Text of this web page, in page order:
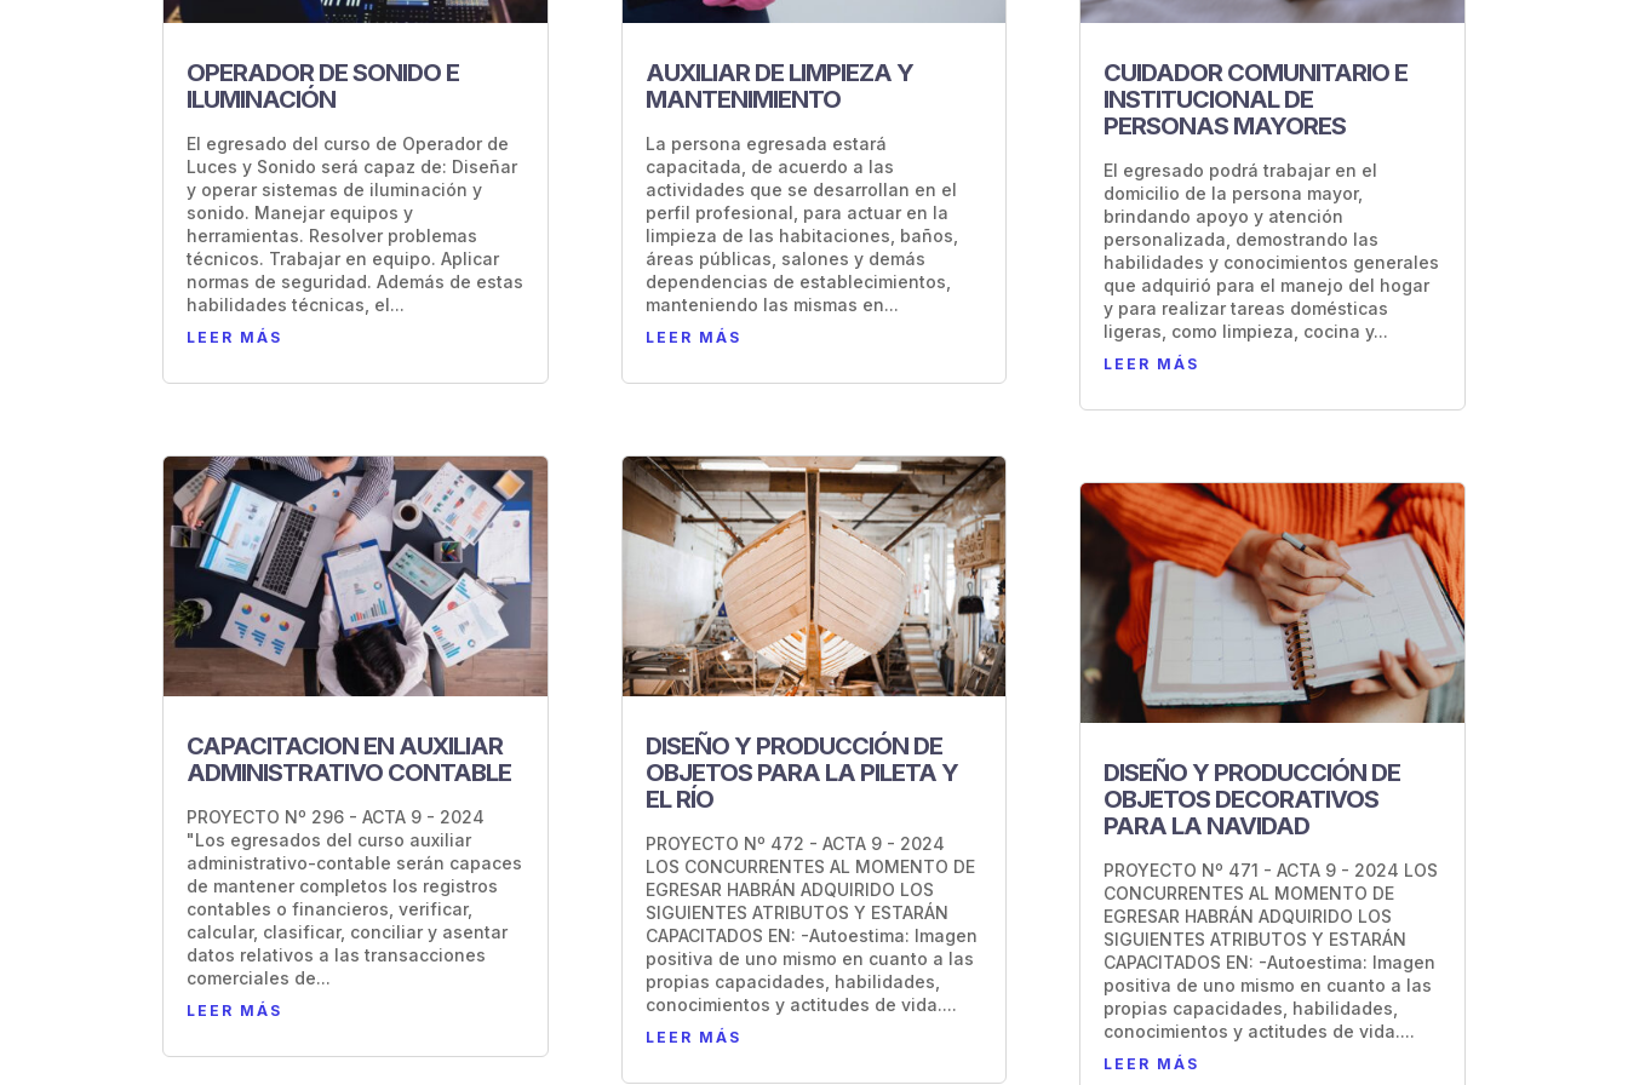
OPERADOR DE SONIDO E
ILUMINACIÓN
El egresado del curso de Operador de
Luces y Sonido será capaz de: Diseñar
y operar sistemas de iluminación y
sonido. Manejar equipos y
herramientas. Resolver problemas
técnicos. Trabajar en equipo. Aplicar
normas de seguridad. Además de estas
habilidades técnicas, el...
LEER MÁS
CAPACITACION EN AUXILIAR
ADMINISTRATIVO CONTABLE
PROYECTO Nº 296 - ACTA 9 - 2024
"Los egresados del curso auxiliar
administrativo-contable serán capaces
de mantener completos los registros
contables o financieros, verificar,
calcular, clasificar, conciliar y asentar
datos relativos a las transacciones
comerciales de...
LEER MÁS
AUXILIAR DE LIMPIEZA Y
MANTENIMIENTO
La persona egresada estará
capacitada, de acuerdo a las
actividades que se desarrollan en el
perfil profesional, para actuar en la
limpieza de las habitaciones, baños,
áreas públicas, salones y demás
dependencias de establecimientos,
manteniendo las mismas en...
LEER MÁS
DISEÑO Y PRODUCCIÓN DE
OBJETOS PARA LA PILETA Y
EL RÍO
PROYECTO Nº 472 - ACTA 9 - 2024
LOS CONCURRENTES AL MOMENTO DE
EGRESAR HABRÁN ADQUIRIDO LOS
SIGUIENTES ATRIBUTOS Y ESTARÁN
CAPACITADOS EN: -Autoestima: Imagen
positiva de uno mismo en cuanto a las
propias capacidades, habilidades,
conocimientos y actitudes de vida....
LEER MÁS
CUIDADOR COMUNITARIO E
INSTITUCIONAL DE
PERSONAS MAYORES
El egresado podrá trabajar en el
domicilio de la persona mayor,
brindando apoyo y atención
personalizada, demostrando las
habilidades y conocimientos generales
que adquirió para el manejo del hogar
y para realizar tareas domésticas
ligeras, como limpieza, cocina y...
LEER MÁS
DISEÑO Y PRODUCCIÓN DE
OBJETOS DECORATIVOS
PARA LA NAVIDAD
PROYECTO Nº 471 - ACTA 9 - 2024 LOS
CONCURRENTES AL MOMENTO DE
EGRESAR HABRÁN ADQUIRIDO LOS
SIGUIENTES ATRIBUTOS Y ESTARÁN
CAPACITADOS EN: -Autoestima: Imagen
positiva de uno mismo en cuanto a las
propias capacidades, habilidades,
conocimientos y actitudes de vida....
LEER MÁS